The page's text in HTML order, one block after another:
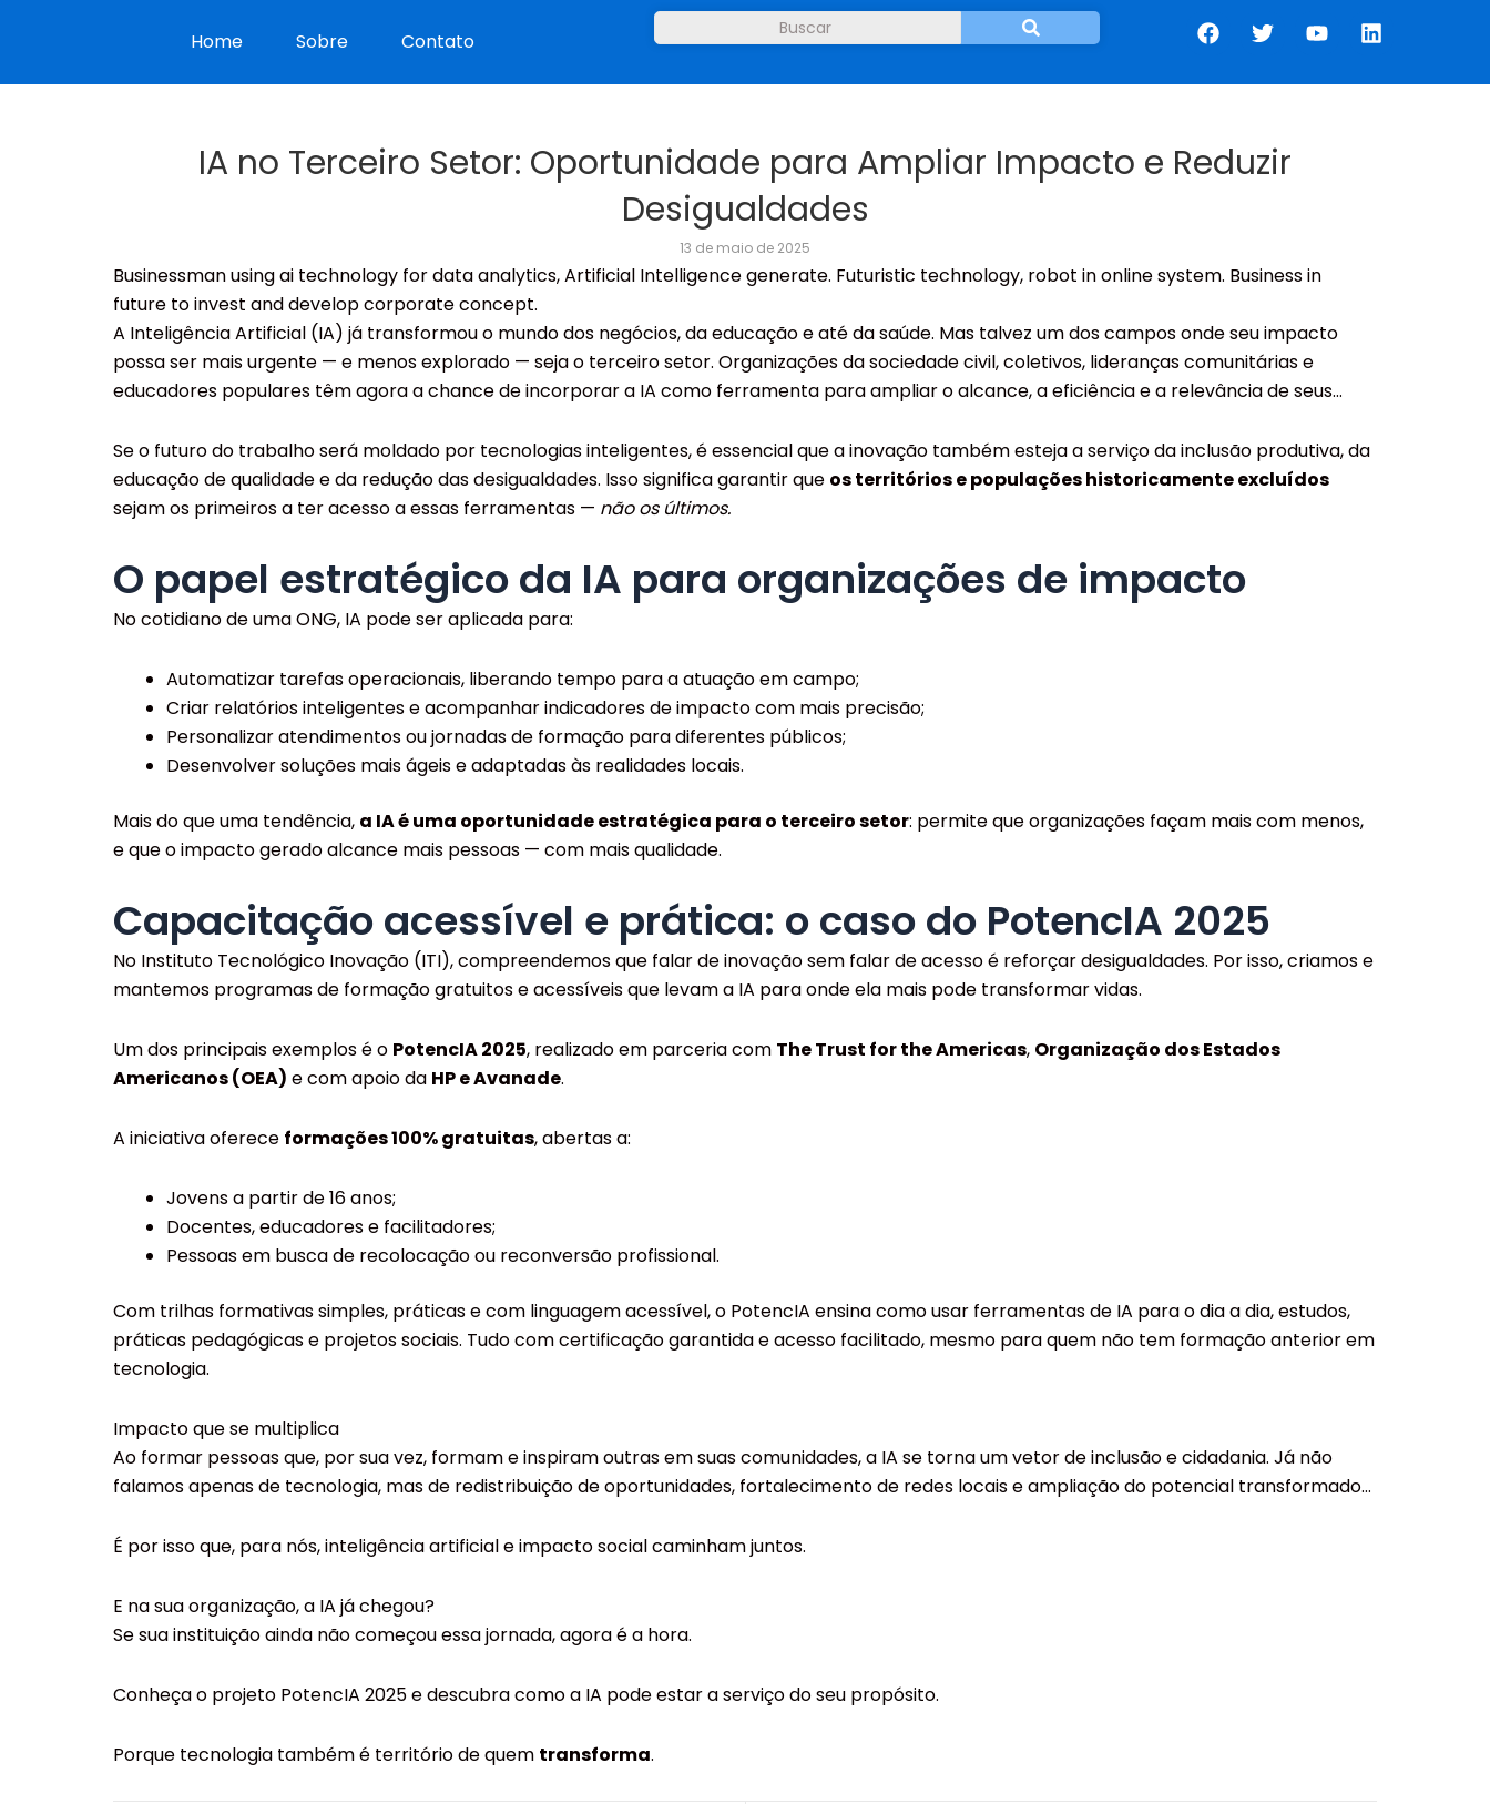
Home Sobre Contato
F
a
e
o
k
T
w
t
r
Y
o
t
L
i
k
IA no Terceiro Setor: Oportunidade para Ampliar Impacto e Reduzir
Desigualdades
13 de maio de 2025
Businessman using ai technology for data analytics, Artificial Intelligence generate. Futuristic technology, robot in online system. Business in
future to invest and develop corporate concept.
A Inteligência Artificial (IA) já transformou o mundo dos negócios, da educação e até da saúde. Mas talvez um dos campos onde seu impacto
possa ser mais urgente — e menos explorado — seja o terceiro setor. Organizações da sociedade civil, coletivos, lideranças comunitárias e
educadores populares têm agora a chance de incorporar a IA como ferramenta para ampliar o alcance, a eficiência e a relevância de seus
Se o futuro do trabalho será moldado por tecnologias inteligentes, é essencial que a inovação também esteja a serviço da inclusão produtiva, da
educação de qualidade e da redução das desigualdades. Isso significa garantir que os territórios e populações historicamente excluídos
sejam os primeiros a ter acesso a essas ferramentas — não os últimos.
O papel estratégico da IA para organizações de impacto
No cotidiano de uma ONG, IA pode ser aplicada para:
Automatizar tarefas operacionais, liberando tempo para a atuação em campo;
Criar relatórios inteligentes e acompanhar indicadores de impacto com mais precisão;
Personalizar atendimentos ou jornadas de formação para diferentes públicos;
Desenvolver soluções mais ágeis e adaptadas às realidades locais.
Mais do que uma tendência, a IA é uma oportunidade estratégica para o terceiro setor: permite que organizações façam mais com menos,
e que o impacto gerado alcance mais pessoas — com mais qualidade.
Capacitação acessível e prática: o caso do PotencIA 2025
No Instituto Tecnológico Inovação (ITI), compreendemos que falar de inovação sem falar de acesso é reforçar desigualdades. Por isso, criamos e
mantemos programas de formação gratuitos e acessíveis que levam a IA para onde ela mais pode transformar vidas.
Um dos principais exemplos é o PotencIA 2025, realizado em parceria com The Trust for the Americas, Organização dos Estados
Americanos (OEA) e com apoio da HP e Avanade.
A iniciativa oferece formações 100% gratuitas, abertas a:
Jovens a partir de 16 anos;
Docentes, educadores e facilitadores;
Pessoas em busca de recolocação ou reconversão profissional.
Com trilhas formativas simples, práticas e com linguagem acessível, o PotencIA ensina como usar ferramentas de IA para o dia a dia, estudos,
práticas pedagógicas e projetos sociais. Tudo com certificação garantida e acesso facilitado, mesmo para quem não tem formação anterior em
tecnologia.
Impacto que se multiplica
Ao formar pessoas que, por sua vez, formam e inspiram outras em suas comunidades, a IA se torna um vetor de inclusão e cidadania. Já não
falamos apenas de tecnologia, mas de redistribuição de oportunidades, fortalecimento de redes locais e ampliação do potencial transformador
É por isso que, para nós, inteligência artificial e impacto social caminham juntos.
E na sua organização, a IA já chegou?
Se sua instituição ainda não começou essa jornada, agora é a hora.
Conheça o projeto PotencIA 2025 e descubra como a IA pode estar a serviço do seu propósito.
Porque tecnologia também é território de quem transforma.